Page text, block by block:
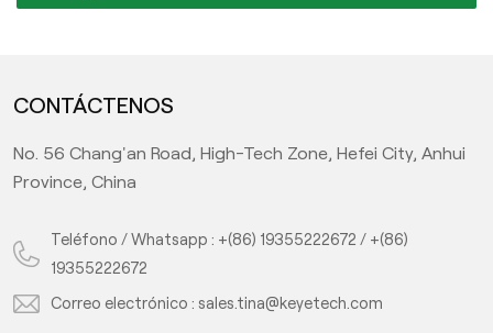
CONTÁCTENOS
No. 56 Chang'an Road, High-Tech Zone, Hefei City, Anhui
Province, China
Teléfono / Whatsapp : +(86) 19355222672 / +(86)
19355222672
Correo electrónico :sales.tina@keyetech.com